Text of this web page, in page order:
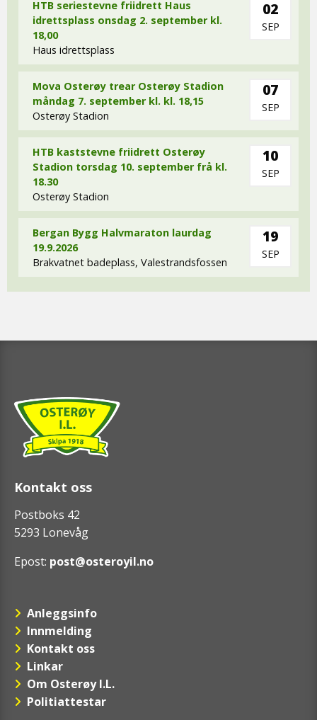
HTB seriestevne friidrett Haus
idrettsplass onsdag 2. september kl.
18,00
Haus idrettsplass
02
SEP
Mova Osterøy trear Osterøy Stadion
måndag 7. september kl. kl. 18,15
Osterøy Stadion
07
SEP
HTB kaststevne friidrett Osterøy
Stadion torsdag 10. september frå kl.
18.30
Osterøy Stadion
10
SEP
Bergan Bygg Halvmaraton laurdag
19.9.2026
Brakvatnet badeplass, Valestrandsfossen
19
SEP
Kontakt oss
Postboks 42
5293 Lonevåg
Epost: post@osteroyil.no
Anleggsinfo
Innmelding
Kontakt oss
Linkar
Om Osterøy I.L.
Politiattestar